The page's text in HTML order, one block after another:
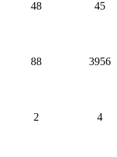
48 45
88 3956
2 4